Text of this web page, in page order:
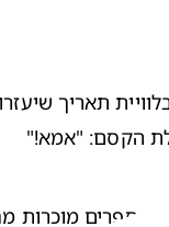
הקסם: "אמא!"